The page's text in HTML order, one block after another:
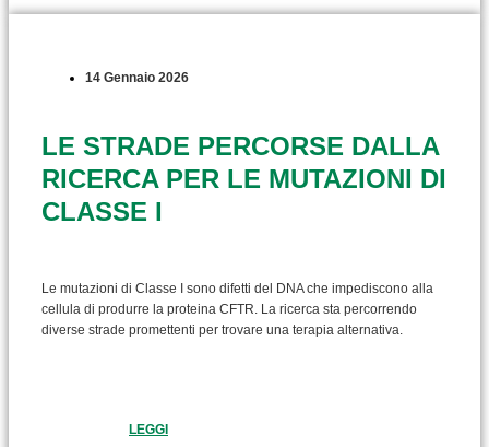
14 Gennaio 2026
LE STRADE PERCORSE DALLA
RICERCA PER LE MUTAZIONI DI
CLASSE I
Le mutazioni di Classe I sono difetti del DNA che impediscono alla
cellula di produrre la proteina CFTR. La ricerca sta percorrendo
diverse strade promettenti per trovare una terapia alternativa.
LEGGI